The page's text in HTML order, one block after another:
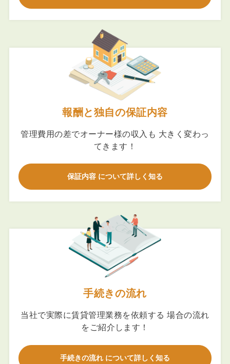
報酬と独自の保証内容
管理費用の差でオーナー様の収入も 大きく変わっ
てきます！
保証内容 について詳しく知る
手続きの流れ
当社で実際に賃貸管理業務を依頼する 場合の流れ
をご紹介します！
手続きの流れ について詳しく知る